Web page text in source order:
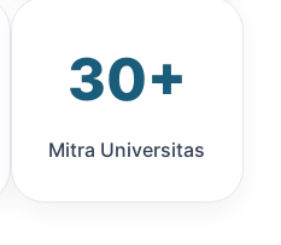
30+
Mitra Universitas